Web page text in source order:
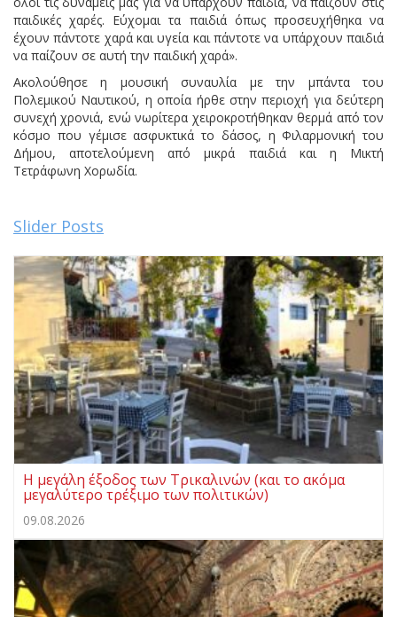
παιδικές χαρές. Εύχομαι τα παιδιά όπως προσευχήθηκα να
έχουν πάντοτε χαρά και υγεία και πάντοτε να υπάρχουν παιδιά
να παίζουν σε αυτή την παιδική χαρά».
Ακολούθησε η μουσική συναυλία με την μπάντα του
Πολεμικού Ναυτικού, η οποία ήρθε στην περιοχή για δεύτερη
συνεχή χρονιά, ενώ νωρίτερα χειροκροτήθηκαν θερμά από τον
κόσμο που γέμισε ασφυκτικά το δάσος, η Φιλαρμονική του
Δήμου, αποτελούμενη από μικρά παιδιά και η Μικτή
Τετράφωνη Χορωδία.
Slider Posts
Η μεγάλη έξοδος των Τρικαλινών (και το ακόμα
μεγαλύτερο τρέξιμο των πολιτικών)
09.08.2026